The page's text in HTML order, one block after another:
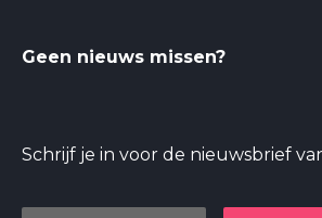
Geen nieuws missen?
Schrijf je in voor de nieuwsbrief